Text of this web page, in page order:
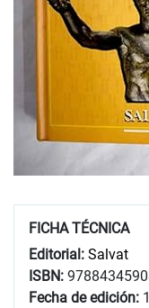
FICHA TÉCNICA
Editorial: Salvat
ISBN:
Fecha de edición: